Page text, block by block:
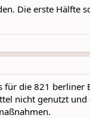
Die erste Hälfte
für die 821
nicht genutzt